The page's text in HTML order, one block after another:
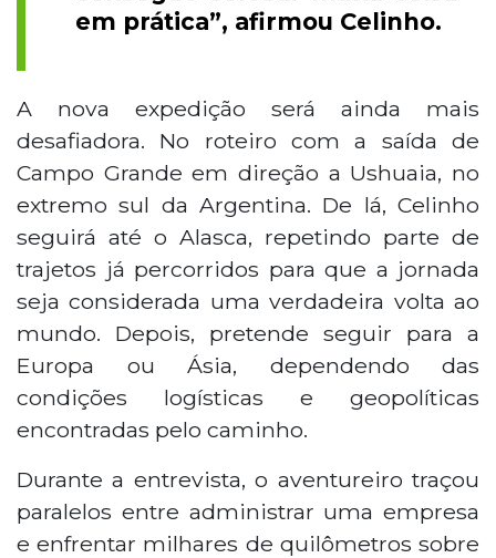
em prática”, afirmou Celinho.
A nova expedição será ainda mais
desafiadora. No roteiro com a saída de
Campo Grande em direção a Ushuaia, no
extremo sul da Argentina. De lá, Celinho
seguirá até o Alasca, repetindo parte de
trajetos já percorridos para que a jornada
seja considerada uma verdadeira volta ao
mundo. Depois, pretende seguir para a
Europa ou Ásia, dependendo das
condições logísticas e geopolíticas
encontradas pelo caminho.
Durante a entrevista, o aventureiro traçou
paralelos entre administrar uma empresa
e enfrentar milhares de quilômetros sobre